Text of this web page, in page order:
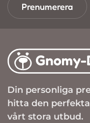
Prenumerera
Din personliga
hitta den
vårt stora utbud.